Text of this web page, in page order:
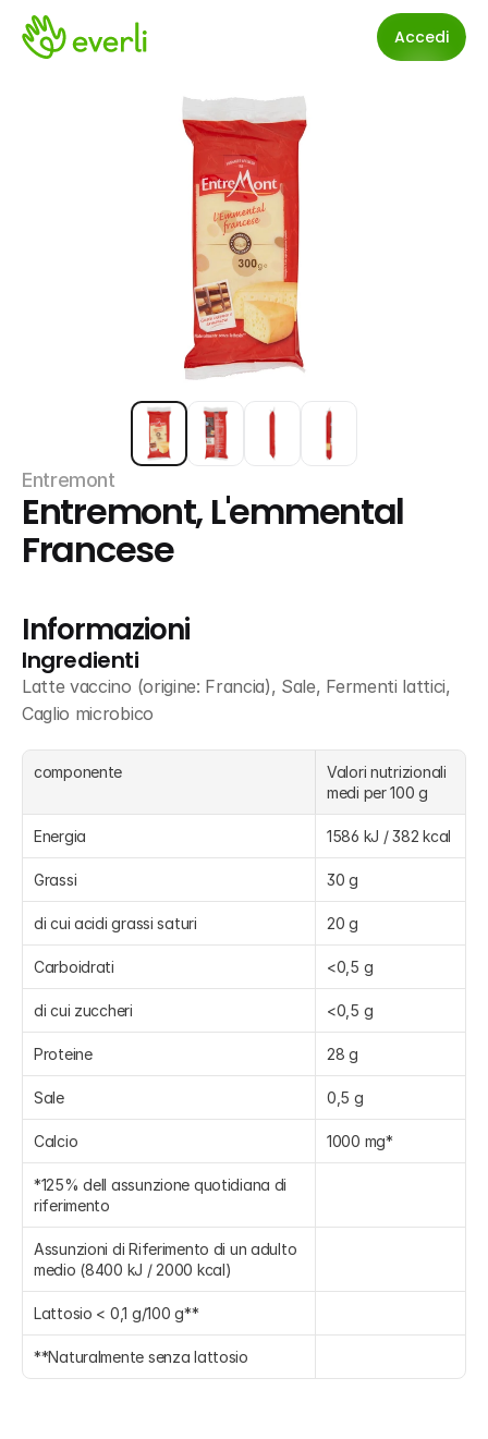
Accedi
Entremont
Entremont, L'emmental
Francese
Informazioni
Ingredienti
Latte vaccino (origine: Francia), Sale, Fermenti lattici,
Caglio microbico
componente
Valori nutrizionali
medi per 100 g
Energia 1586 kJ / 382 kcal
Grassi 30 g
di cui acidi grassi saturi 20 g
Carboidrati <0,5 g
di cui zuccheri <0,5 g
Proteine 28 g
Sale 0,5 g
Calcio 1000 mg*
*125% dell assunzione quotidiana di
riferimento
Assunzioni di Riferimento di un adulto
medio (8400 kJ / 2000 kcal)
Lattosio < 0,1 g/100 g**
**Naturalmente senza lattosio